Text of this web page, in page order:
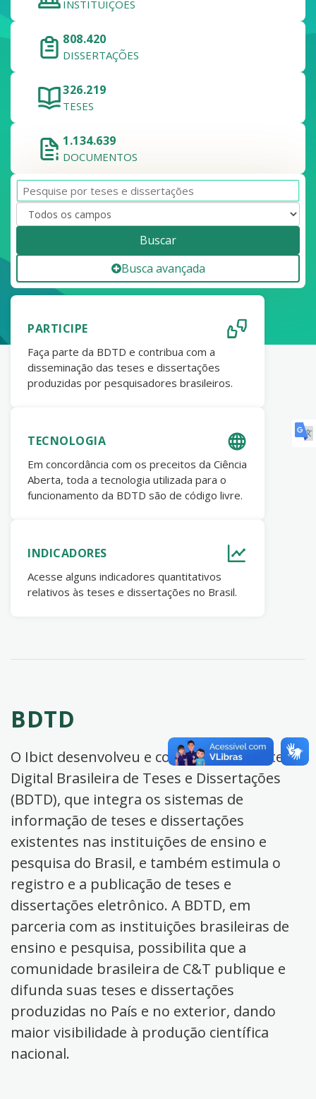
INSTITUIÇÕES
808.420
DISSERTAÇÕES
326.219
TESES
1.134.639
DOCUMENTOS
Buscar
Busca avançada
PARTICIPE
Faça parte da BDTD e contribua com a
disseminação das teses e dissertações
produzidas por pesquisadores brasileiros.
TECNOLOGIA
Em concordância com os preceitos da Ciência
Aberta, toda a tecnologia utilizada para o
funcionamento da BDTD são de código livre.
INDICADORES
Acesse alguns indicadores quantitativos
relativos às teses e dissertações no Brasil.
BDTD
O Ibict desenvolveu e coordena a Biblioteca
Digital Brasileira de Teses e Dissertações
(BDTD), que integra os sistemas de
informação de teses e dissertações
existentes nas instituições de ensino e
pesquisa do Brasil, e também estimula o
registro e a publicação de teses e
dissertações eletrônico. A BDTD, em
parceria com as instituições brasileiras de
ensino e pesquisa, possibilita que a
comunidade brasileira de C&T publique e
difunda suas teses e dissertações
produzidas no País e no exterior, dando
maior visibilidade à produção científica
nacional.